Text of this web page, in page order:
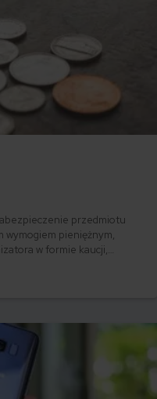
przedmiotu
wymogiem pieniężnym,
w formie kaucji,
finansową oferenta,